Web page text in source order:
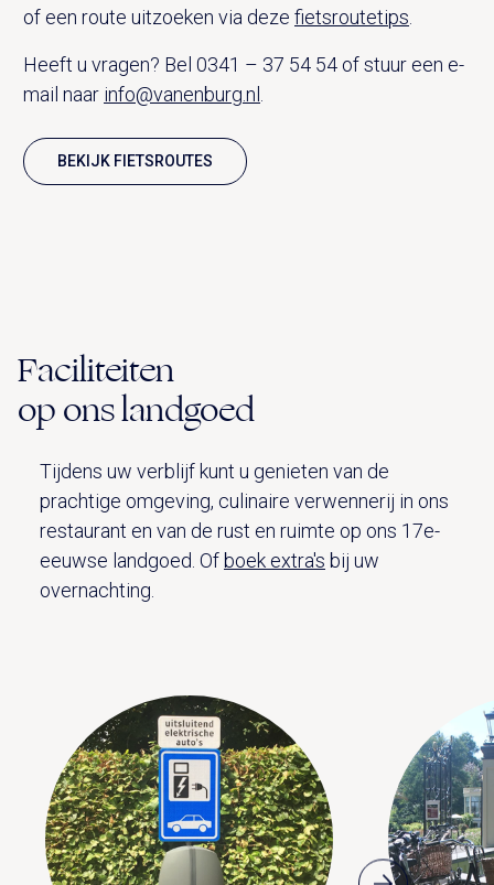
of een route uitzoeken via deze fietsroutetips
Heeft u vragen? Bel 0341 – 37 54 54 of stuur een e-
mail naar info@vanenburg.nl
BEKIJK FIETSROUTES
Faciliteiten
op ons landgoed
Tijdens uw verblijf kunt u genieten van de
prachtige omgeving, culinaire verwennerij in ons
restaurant en van de rust en ruimte op ons 17e-
eeuwse landgoed. Of boek extra's bij uw
overnachting.